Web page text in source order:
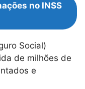
no INSS
Social)
de milhões de
e